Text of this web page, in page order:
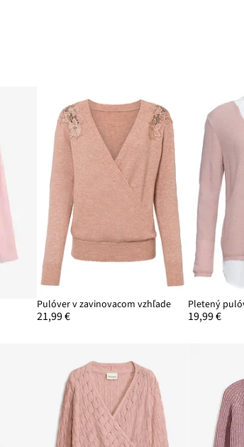
Pulóver v zavinovacom vzhľade
21,99 € 19,99 €